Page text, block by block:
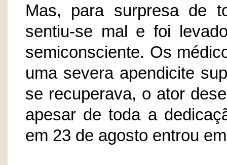
Mas, para surpresa de
sentiu-se mal e foi
semiconsciente. Os
uma severa apendicite
se recuperava, o ator
apesar de toda a
em 23 de agosto entrou